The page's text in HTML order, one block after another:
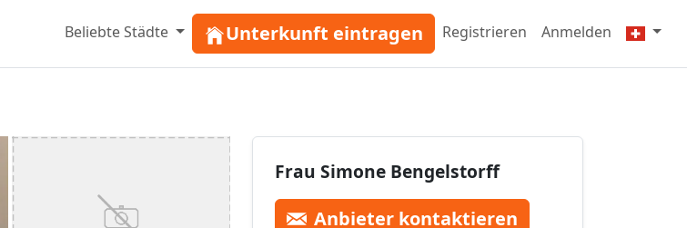
Beliebte Städte Unterkunft eintragen Registrieren Anmelden
Frau Simone Bengelstorff
Anbieter kontaktieren